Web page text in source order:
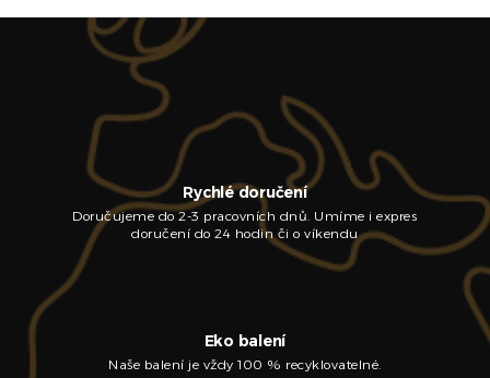
Rychlé doručení
Doručujeme do 2-3 pracovních dnů. Umíme i expres
doručení do 24 hodin či o víkendu
Eko balení
Naše balení je vždy 100 % recyklovatelné.